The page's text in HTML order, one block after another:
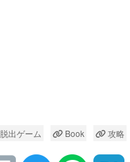
脱出ゲーム Book 攻略